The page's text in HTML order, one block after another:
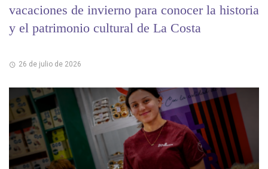
vacaciones de invierno para conocer la historia
y el patrimonio cultural de La Costa
26 de julio de 2026